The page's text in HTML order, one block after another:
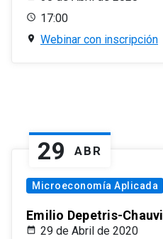
17:00
Webinar con inscripción
29 ABR
Microeconomía Aplicada
Emilio Depetris-
29 de Abril de 2020